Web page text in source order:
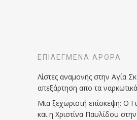
ΕΠΙΛΕΓΜΈΝΑ ΆΡΘΡΑ
Λίστες αναμονής στην Αγία
απεξάρτηση απο τα ναρκωτικά
Μια ξεχωριστή επίσκεψη: Ο
και η Χριστίνα Παυλίδου